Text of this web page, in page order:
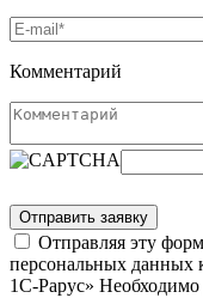
Комментарий
Отправляя эту
персональных
1С-Рарус» Необходимо